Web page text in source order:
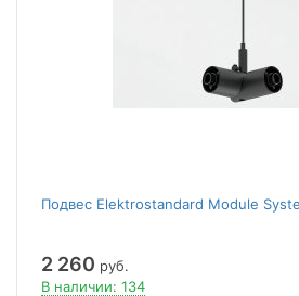
Подвес Elektrostandard Module
2 260 руб.
В наличии: 134